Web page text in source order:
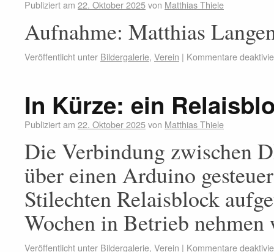
Publiziert am 22. Oktober 2025von Matthias Thiele
Aufnahme: Matthias
Veröffentlicht unter Bildergalerie, Verein | Kommentare
In Kürze: ein
Publiziert am 22. Oktober 2025von Matthias Thiele
Die Verbindung zwischen
über einen Arduino
Stilechten Relaisblock
Wochen in Betrieb nehmen
Veröffentlicht unter Bildergalerie, Verein | Kommentare